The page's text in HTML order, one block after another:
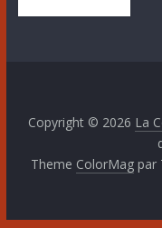
Copyright © 2026 La
Theme ColorMagpar